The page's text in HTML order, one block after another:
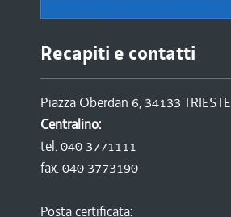
Recapiti e contatti
Piazza Oberdan 6, 34133 TRIESTE
Centralino:
tel. 040 3771111
fax. 040 3773190
Posta certificata: